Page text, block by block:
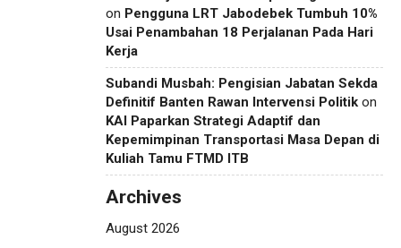
on Pengguna LRT Jabodebek Tumbuh 10%
Usai Penambahan 18 Perjalanan Pada Hari
Kerja
Subandi Musbah: Pengisian Jabatan Sekda
Definitif Banten Rawan Intervensi Politik on
KAI Paparkan Strategi Adaptif dan
Kepemimpinan Transportasi Masa Depan di
Kuliah Tamu FTMD ITB
Archives
August 2026